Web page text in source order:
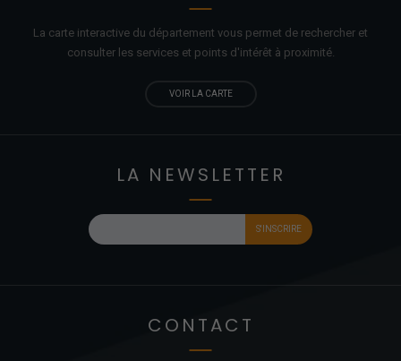
La carte interactive du département vous permet de rechercher et
consulter les services et points d'intérêt à proximité.
VOIR LA CARTE
LA NEWSLETTER
CONTACT